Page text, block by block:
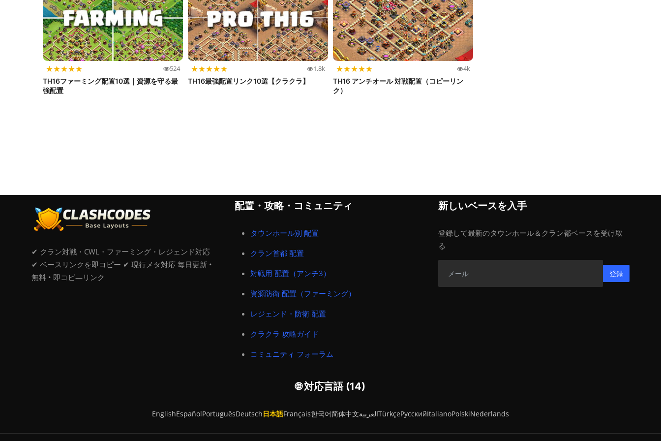
★★★★★ 524
TH16ファーミング配置10選｜資源を守る最
強配置
★★★★★ 1.8k
TH16最強配置リンク10選【クラクラ】
★★★★★ 4k
TH16 アンチオール 対戦配置（コピーリン
ク）
✔ クラン対戦・CWL・ファーミング・レジェンド対応
✔ ベースリンクを即コピー ✔ 現行メタ対応 毎日更新 •
無料 • 即コピ―リンク
配置・攻略・コミュニティ
タウンホール別 配置
クラン首都 配置
対戦用 配置（アンチ3）
資源防衛 配置（ファーミング）
レジェンド・防衛 配置
クラクラ 攻略ガイド
コミュニティ フォーラム
新しいベースを入手
登録して最新のタウンホール＆クラン都ベースを受け取
る
登録
🌐 対応言語 (14)
EnglishEspañolPortuguêsDeutsch日本語Français한국어简体中文العربيةTürkçeРусскийItalianoPolskiNederlands